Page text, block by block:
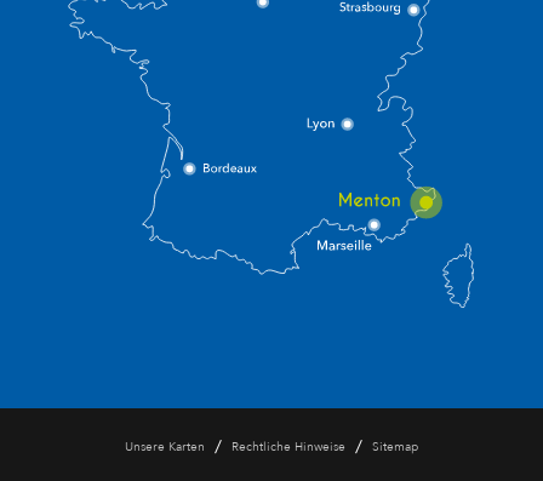
Unsere Karten / Rechtliche Hinweise / Sitemap